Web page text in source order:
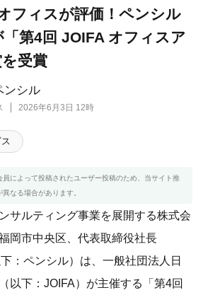
ンシル
2026年6月3日 12時
フィスが評価！ペンシル
第4回 JOIFA オフィスア
受賞
によって投稿されたユーザー投稿のため、当サイト推
なる場合があります。
サルティング事業を展開する株式会
岡市中央区、代表取締役社長
：ペンシル）は、一般社団法人日
以下：JOIFA）が主催する「第4回